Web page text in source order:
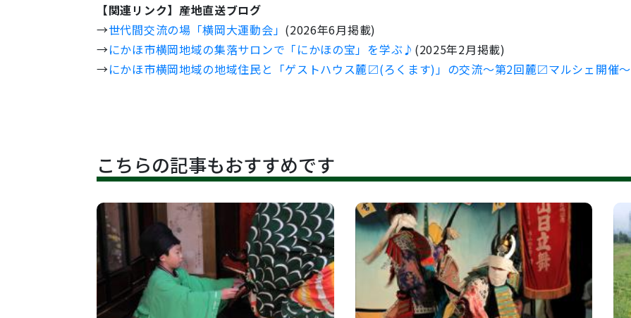
【関連リンク】産地直送ブログ
→世代間交流の場「横岡大運動会」 (2026年6月掲載)
→にかほ市横岡地域の集落サロンで「にかほの宝」を学ぶ♪ (2025年2月掲載)
→にかほ市横岡地域の地域住民と「ゲストハウス麓〼(ろくます)」の交流～第2回麓〼マルシェ開催～
こちらの記事もおすすめです